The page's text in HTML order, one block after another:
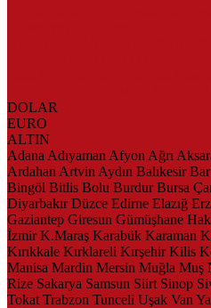
DOLAR
EURO
ALTIN
Adana Adıyaman Afyon Ağrı
Ardahan Artvin Aydın Balıkesir
Bingöl Bitlis Bolu Burdur Bursa
Diyarbakır Düzce Edirne Elazığ
Gaziantep Giresun Gümüşhane
İzmir K.Maraş Karabük Karaman
Kırıkkale Kırklareli Kırşehir Kilis
Manisa Mardin Mersin Muğla Muş
Rize Sakarya Samsun Siirt Sinop
Tokat Trabzon Tunceli Uşak Van